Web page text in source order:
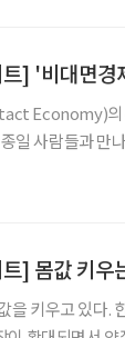
] '비대면경
Economy)의
일 사람들과 만
] 몸값 키우
을 키우고 있다.